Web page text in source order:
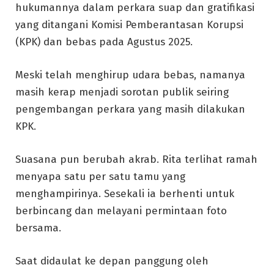
hukumannya dalam perkara suap dan gratifikasi
yang ditangani Komisi Pemberantasan Korupsi
(KPK) dan bebas pada Agustus 2025.
Meski telah menghirup udara bebas, namanya
masih kerap menjadi sorotan publik seiring
pengembangan perkara yang masih dilakukan
KPK.
Suasana pun berubah akrab. Rita terlihat ramah
menyapa satu per satu tamu yang
menghampirinya. Sesekali ia berhenti untuk
berbincang dan melayani permintaan foto
bersama.
Saat didaulat ke depan panggung oleh